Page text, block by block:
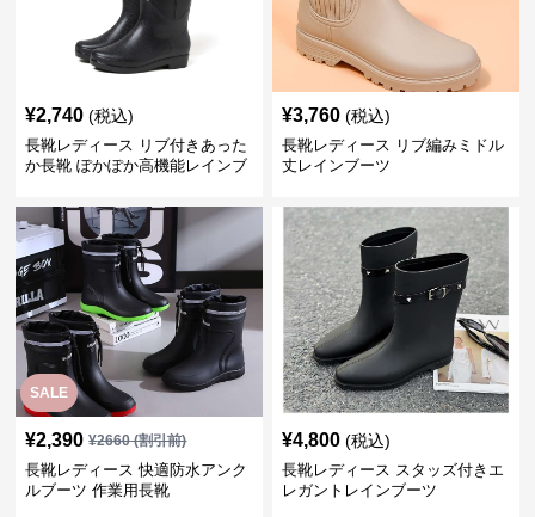
¥2,740 (税込)
長靴レディース リブ付きあった
か長靴 ぽかぽか高機能レインブ
¥3,760 (税込)
長靴レディース リブ編みミドル
丈レインブーツ
SALE
¥2,390 ¥2660(割引前)
長靴レディース 快適防水アンク
ルブーツ 作業用長靴
¥4,800 (税込)
長靴レディース スタッズ付きエ
レガントレインブーツ